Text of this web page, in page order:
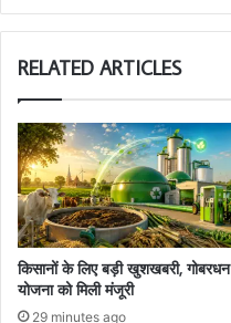
RELATED ARTICLES
किसानों के लिए बड़ी खुशखबरी, गोबरधन
योजना को मिली मंजूरी
29 minutes ago